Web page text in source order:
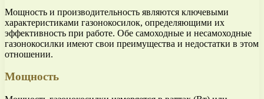
Мощность и производительность являются ключевыми
характеристиками газонокосилок, определяющими их
эффективность при работе. Обе самоходные и несамоходные
газонокосилки имеют свои преимущества и недостатки в этом
отношении.
Мощность